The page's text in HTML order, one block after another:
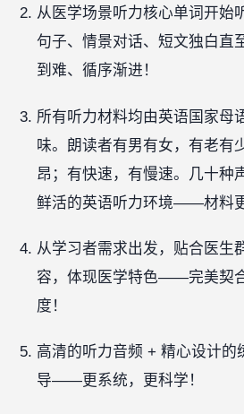
从医学场景听力核心单词开始
句子、情景对话、短文独白
到难、循序渐进！
所有听力材料均由英语国家母
味。朗读者有男有女，有老有
昂；有快速，有慢速。几十种
鲜活的英语听力环境——材料
从学习者需求出发，贴合医生
容，体现医学特色——完美契
度！
高清的听力音频 + 精心设计的
导——更系统，更科学！